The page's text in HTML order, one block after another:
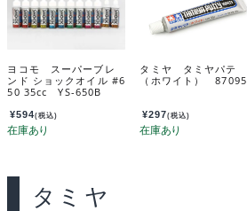
ヨコモ スーパーブレ
ンド ショックオイル #6
50 35cc YS-650B
¥594(税込)
タミヤ タミヤパテ
（ホワイト） 87095
¥297(税込)
タミヤ